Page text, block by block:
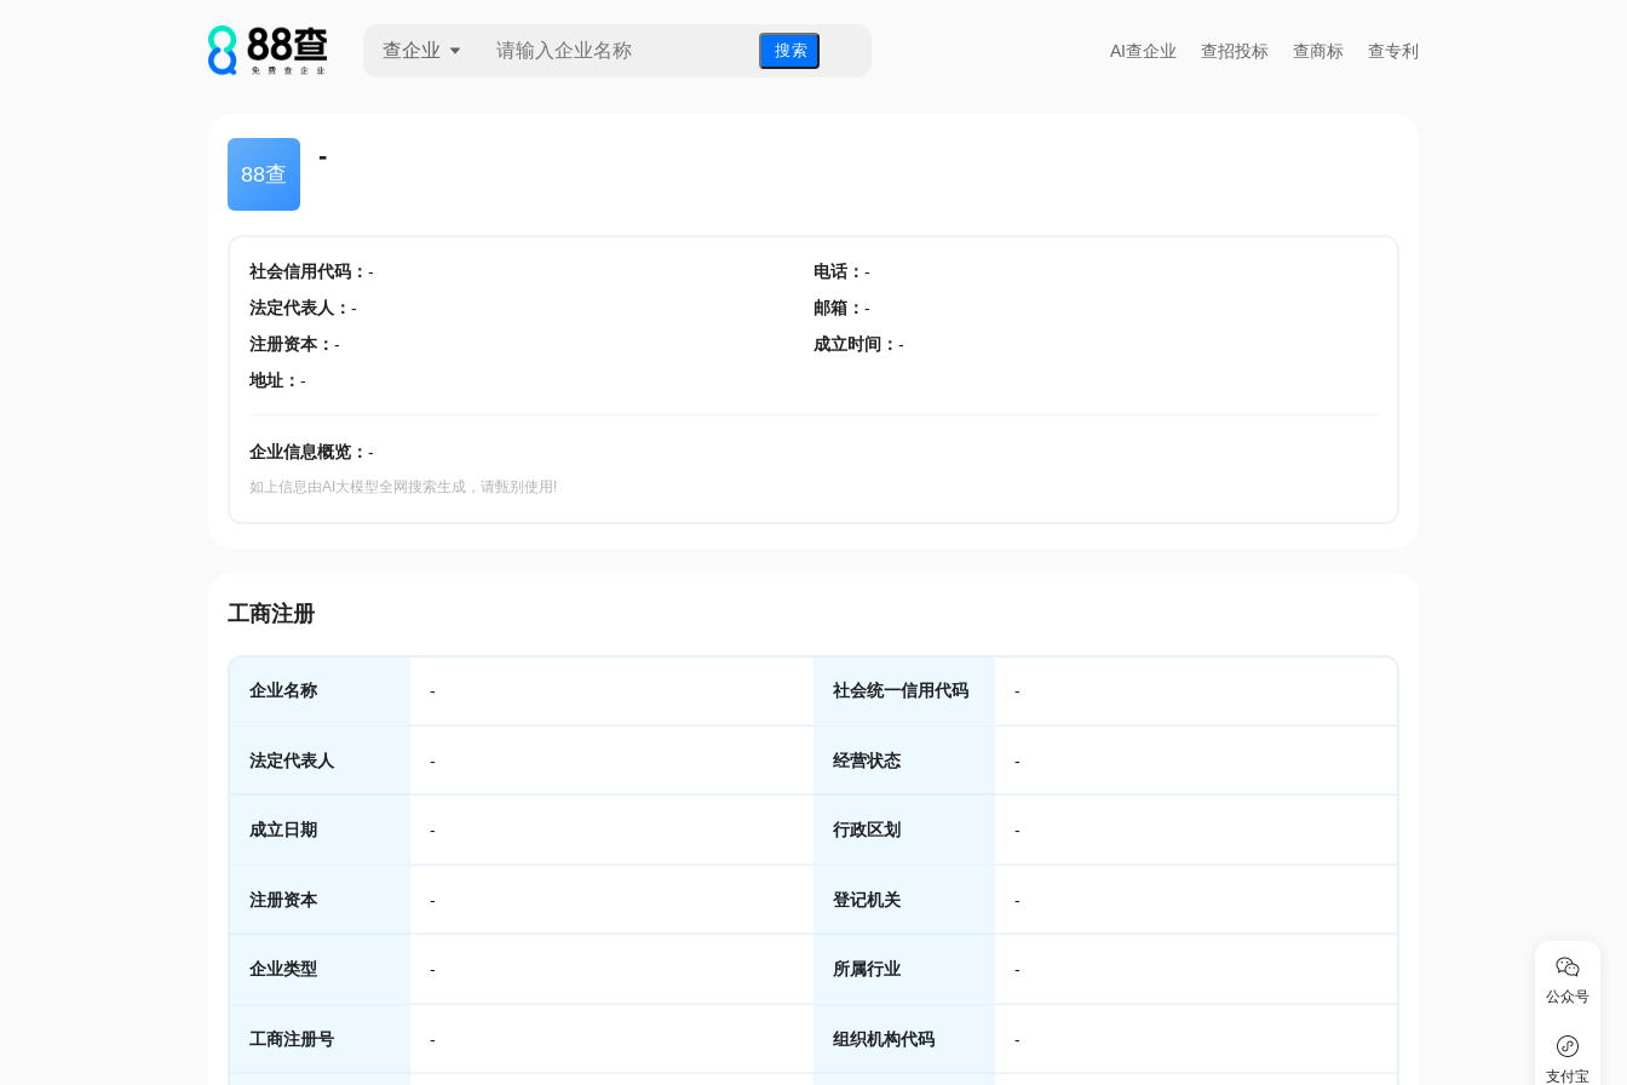
查企业 搜 索 AI查企业 查招投标 查商标 查专利
88查
-
社会信用代码： - 电话： -
法定代表人 ： - 邮箱 ： -
注册资本： - 成立时间 ： -
地址： -
企业信息概览： -
如上信息由AI大模型全网搜索生成，请甄别使用!
工商注册
企业名称 - 社会统一信用代码 -
法定代表人 - 经营状态 -
成立日期 - 行政区划 -
注册资本 - 登记机关 -
企业类型 - 所属行业 -
工商注册号 - 组织机构代码 -
公众号
支付宝